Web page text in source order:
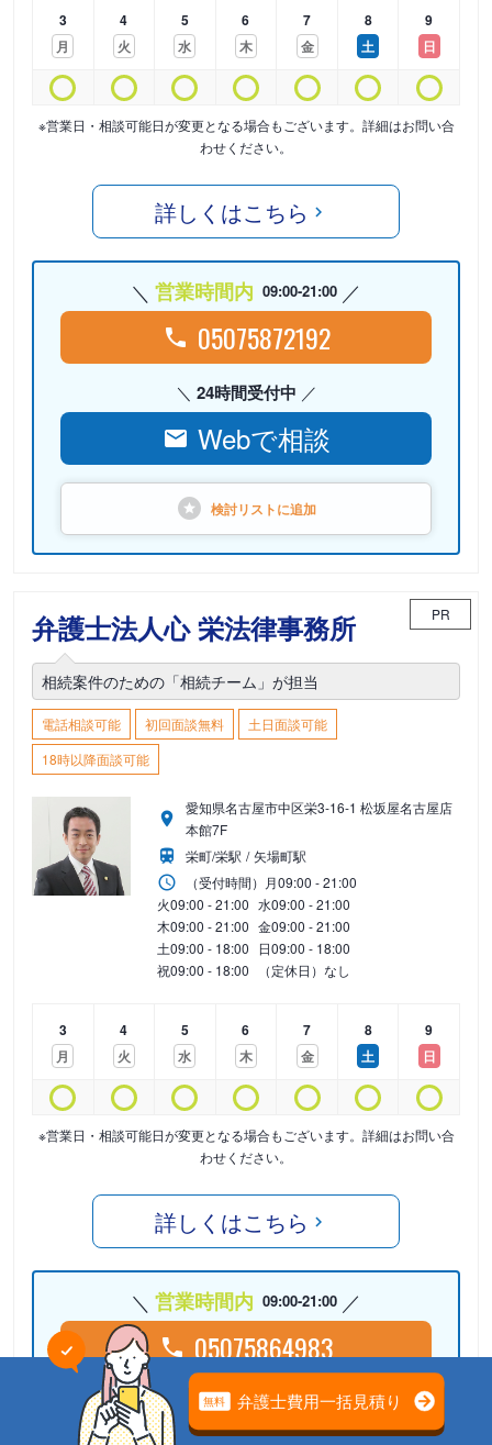
3
月
4
火
5
水
6
木
7
金
8
土
9
日
※営業日・相談可能日が変更となる場合もございます。詳細はお問い合
わせください。
詳しくはこちら
営業時間内 09:00-21:00
05075872192
24時間受付中
Webで相談
検討リストに追加
弁護士法人心 栄法律事務所 PR
相続案件のための「相続チーム」が担当
電話相談可能 初回面談無料
土日面談可能
18時以降面談可能
愛知県名古屋市中区栄3-16-1 松坂屋名古屋店
本館7F
栄町/栄駅
矢場町駅
（受付時間） 月09:00 - 21:00
火09:00 - 21:00 水09:00 - 21:00
木09:00 - 21:00 金09:00 - 21:00
土09:00 - 18:00 日09:00 - 18:00
祝09:00 - 18:00 （定休日）なし
3
月
4
火
5
水
6
木
7
金
8
土
9
日
※営業日・相談可能日が変更となる場合もございます。詳細はお問い合
わせください。
詳しくはこちら
営業時間内 09:00-21:00
05075864983
24時間受付中